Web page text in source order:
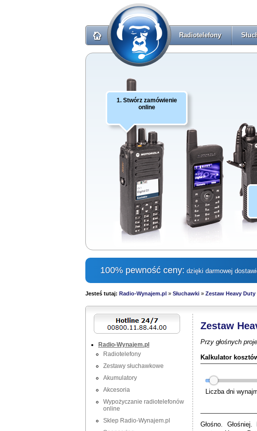
Radiotelefony
1. Stwórz zamówienie
online
100% pewność ceny: dzięki darmowej
Jesteś tutaj: Radio-Wynajem.pl » Słuchawki » Zestaw Heavy Duty
Radio-Wynajem.pl
Radiotelefony
Zestawy słuchawkowe
Akumulatory
Akcesoria
Wypożyczanie radiotelefonów
online
Sklep Radio-Wynajem.pl
Zestaw
Przy głośnych
Kalkulator
Liczba dni
Głośno.